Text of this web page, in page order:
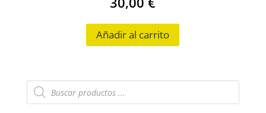
Añadir al carrito
Búsqueda
de
productos